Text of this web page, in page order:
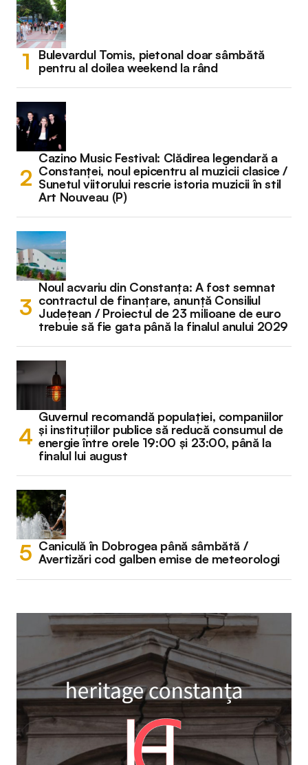
Bulevardul Tomis, pietonal doar sâmbătă
pentru al doilea weekend la rând
Cazino Music Festival: Clădirea legendară a
Constanței, noul epicentru al muzicii clasice /
Sunetul viitorului rescrie istoria muzicii în stil
Art Nouveau (P)
Noul acvariu din Constanța: A fost semnat
contractul de finanțare, anunță Consiliul
Județean / Proiectul de 23 milioane de euro
trebuie să fie gata până la finalul anului 2029
Guvernul recomandă populației, companiilor
și instituțiilor publice să reducă consumul de
energie între orele 19:00 și 23:00, până la
finalul lui august
Caniculă în Dobrogea până sâmbătă /
Avertizări cod galben emise de meteorologi